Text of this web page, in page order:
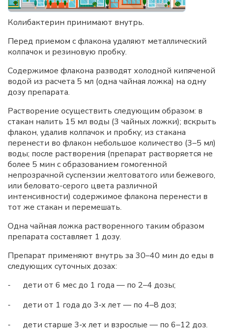
Колибактерин принимают внутрь.
Перед приемом с флакона удаляют металлический
колпачок и резиновую пробку.
Содержимое флакона разводят холодной кипяченой
водой из расчета 5 мл (одна чайная ложка) на одну
дозу препарата.
Растворение осуществить следующим образом: в
стакан налить 15 мл воды (3 чайных ложки); вскрыть
флакон, удалив колпачок и пробку; из стакана
перенести во флакон небольшое количество (3–5 мл)
воды; после растворения (препарат растворяется не
более 5 мин с образованием гомогенной
непрозрачной суспензии желтоватого или бежевого,
или беловато-серого цвета различной
интенсивности) содержимое флакона перенести в
тот же стакан и перемешать.
Одна чайная ложка растворенного таким образом
препарата составляет 1 дозу.
Препарат применяют внутрь за 30–40 мин до еды в
следующих суточных дозах:
-
дети от 6 мес до 1 года — по 2–4 дозы;
-
дети от 1 года до 3‑х лет — по 4–8 доз;
-
дети старше 3‑х лет и взрослые — по 6–12 доз.